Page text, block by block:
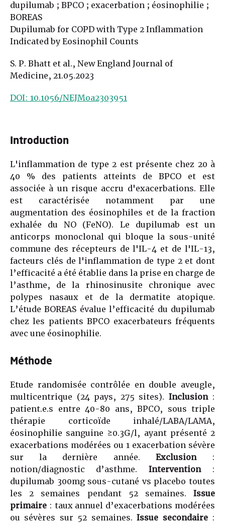
dupilumab ; BPCO ; exacerbation ; éosinophilie ;
BOREAS
Dupilumab for COPD with Type 2 Inflammation
Indicated by Eosinophil Counts
S. P. Bhatt et al., New England Journal of
Medicine, 21.05.2023
DOI: 10.1056/NEJMoa2303951
Introduction
L'inflammation de type 2 est présente chez 20 à
40 % des patients atteints de BPCO et est
associée à un risque accru d'exacerbations. Elle
est caractérisée notamment par une
augmentation des éosinophiles et de la fraction
exhalée du NO (FeNO). Le dupilumab est un
anticorps monoclonal qui bloque la sous-unité
commune des récepteurs de l'IL-4 et de l'IL-13,
facteurs clés de l'inflammation de type 2 et dont
l’efficacité a été établie dans la prise en charge de
l’asthme, de la rhinosinusite chronique avec
polypes nasaux et de la dermatite atopique.
L’étude BOREAS évalue l’efficacité du dupilumab
chez les patients BPCO exacerbateurs fréquents
avec une éosinophilie.
Méthode
Etude randomisée contrôlée en double aveugle,
multicentrique (24 pays, 275 sites). Inclusion:
patient.e.s entre 40-80 ans, BPCO, sous triple
thérapie corticoïde inhalé/LABA/LAMA,
éosinophilie sanguine ≥0.3G/l, ayant présenté 2
exacerbations modérées ou 1 exacerbation sévère
sur la dernière année. Exclusion:
notion/diagnostic d’asthme. Intervention:
dupilumab 300mg sous-cutané vs placebo toutes
les 2 semaines pendant 52 semaines. Issue
primaire : taux annuel d’exacerbations modérées
ou sévères sur 52 semaines.Issue secondaire: